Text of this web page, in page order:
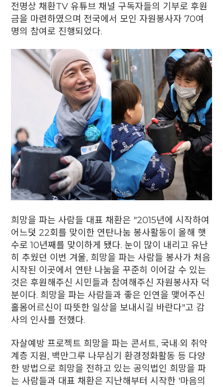
전명상 채환TV 유튜브 채널 구독자들의 기부로 후원
금을 마련하였으며 전국에서 모인 자원봉사자 70여
명의 참여로 진행되었다.
희망을 파는 사람들 대표 채환은 "2015년에 시작하여
어느덧 22회를 맞이한 연탄나눔 봉사활동이 올해 햇
수로 10년째를 맞이하게 됐다. 눈이 많이 내리고 유난
히 추웠던 이번 겨울, 희망을 파는 사람들 봉사가 처음
시작된 이곳에서 연탄 나눔을 꾸준히 이어갈 수 있는
것은 후원해주신 시민들과 참여해주신 자원봉사자 덕
분이다. 희망을 파는 사람들과 좋은 인연을 맺어주신
홀몸어르신이 따뜻한 일상을 보내시길 바란다"고 감
사의 인사를 전했다.
자살예방 프로젝트 희망을 파는 콘서트, 국내·외 취약
계층 지원, 백만그루 나무심기 환경정화활동 등 다양
한 방법으로 희망을 전하고 있는 공익법인 희망을 파
는 사람들과 대표 채환은 지난해부터 시작한 '마음의